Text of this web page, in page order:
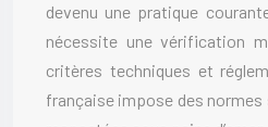
devenu une pratique
nécessite une vérification
critères techniques et
française impose des